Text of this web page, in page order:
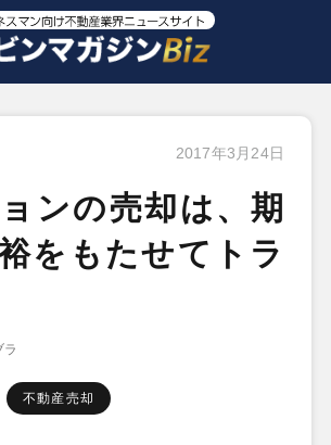
2017年3月24日
ンの売却は、期
をもたせてトラ
ラ
不動産売却